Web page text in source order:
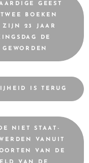
GEEST
BOEKEN
ZIJN 23 JAAR
DE
IS TERUG
NIET STAAT-
VANUIT
VAN DE